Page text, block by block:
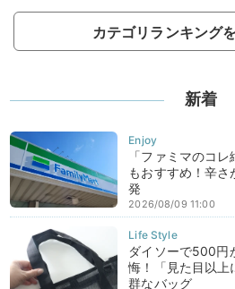
カテゴリランキング
新着
「ファミマのコ
もおすすめ！辛
発
2026/08/09 11:00
ダイソーで500円
悔！「見た目以上
群なバッグ